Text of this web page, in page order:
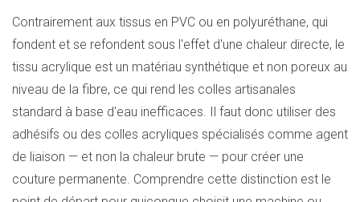
Contrairement aux tissus en PVC ou en polyuréthane, qui
fondent et se refondent sous l'effet d'une chaleur directe, le
tissu acrylique est un matériau synthétique et non poreux au
niveau de la fibre, ce qui rend les colles artisanales
standard à base d'eau inefficaces. Il faut donc utiliser des
adhésifs ou des colles acryliques spécialisés comme agent
de liaison — et non la chaleur brute — pour créer une
couture permanente. Comprendre cette distinction est le